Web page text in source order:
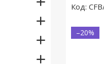
–20%